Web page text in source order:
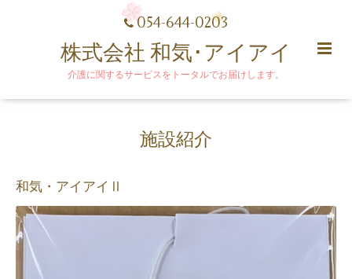
054-644-0203
株式会社 和気･アイアイ
介護に関するサービスをトータルでお届けします。
施設紹介
和気・アイアイⅡ